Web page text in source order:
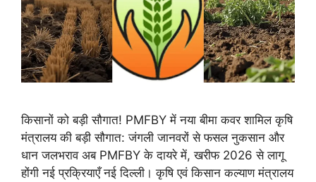
किसानों को बड़ी सौगात! PMFBY में नया बीमा कवर शामिल कृषि
मंत्रालय की बड़ी सौगात: जंगली जानवरों से फसल नुकसान और
धान जलभराव अब PMFBY के दायरे में, खरीफ 2026 से लागू
होंगी नई प्रक्रियाएँ नई दिल्ली। कृषि एवं किसान कल्याण मंत्रालय